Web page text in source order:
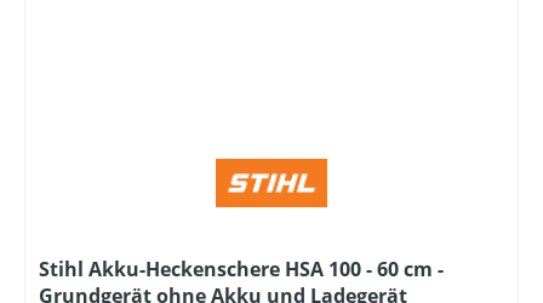
Stihl Akku-Heckenschere HSA 100 - 60 cm -
Grundgerät ohne Akku und Ladegerät